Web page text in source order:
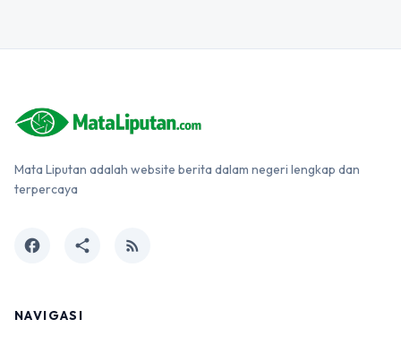
Mata Liputan adalah website berita dalam negeri lengkap dan
terpercaya
facebook share rss_feed
NAVIGASI